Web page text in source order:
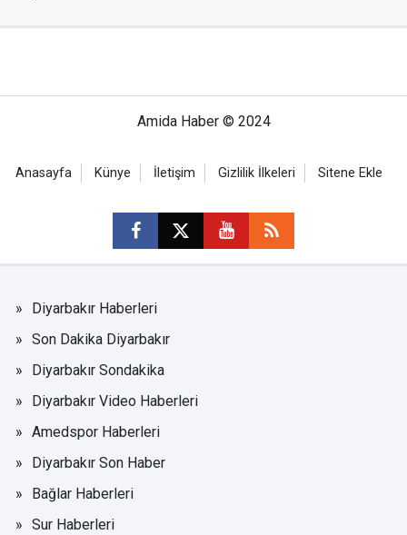
Amida Haber © 2024
Anasayfa Künye İletişim Gizlilik İlkeleri Sitene Ekle
Diyarbakır Haberleri
Son Dakika Diyarbakır
Diyarbakır Sondakika
Diyarbakır Video Haberleri
Amedspor Haberleri
Diyarbakır Son Haber
Bağlar Haberleri
Sur Haberleri